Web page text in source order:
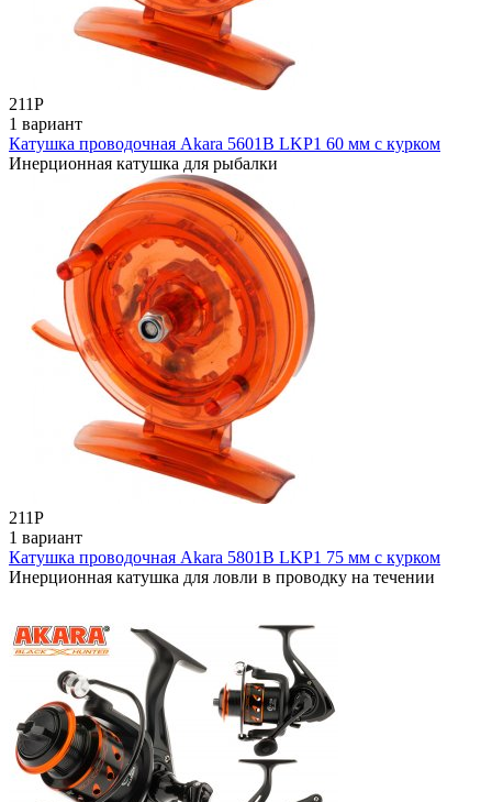
211Р
1 вариант
Катушка проводочная Akara 5601B LKP1 60 мм с курком
Инерционная катушка для рыбалки
211Р
1 вариант
Катушка проводочная Akara 5801B LKP1 75 мм с курком
Инерционная катушка для ловли в проводку на течении